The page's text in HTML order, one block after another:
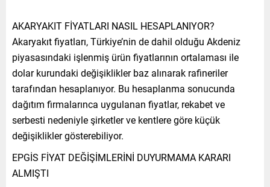
AKARYAKIT FİYATLARI NASIL HESAPLANIYOR?
Akaryakıt fiyatları, Türkiye’nin de dahil olduğu Akdeniz
piyasasındaki işlenmiş ürün fiyatlarının ortalaması ile
dolar kurundaki değişiklikler baz alınarak rafineriler
tarafından hesaplanıyor. Bu hesaplanma sonucunda
dağıtım firmalarınca uygulanan fiyatlar, rekabet ve
serbesti nedeniyle şirketler ve kentlere göre küçük
değişiklikler gösterebiliyor.
EPGİS FİYAT DEĞİŞİMLERİNİ DUYURMAMA KARARI
ALMIŞTI